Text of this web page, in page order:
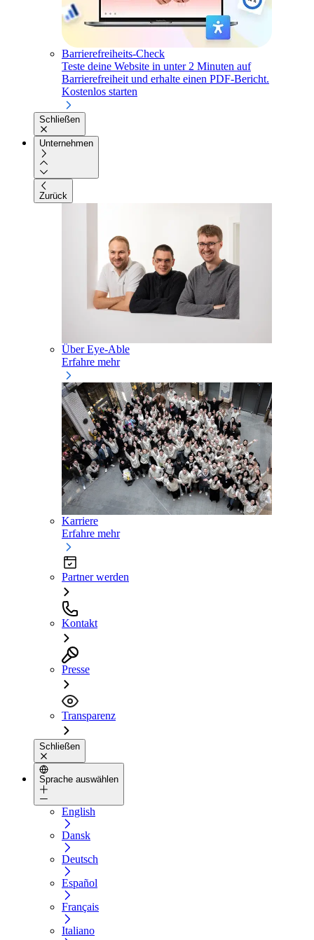
Barrierefreiheits-Check
Teste deine Website in unter 2 Minuten auf
Barrierefreiheit und erhalte einen PDF-Bericht.
Kostenlos starten
Schließen
Unternehmen
Zurück
Über Eye-Able
Erfahre mehr
Karriere
Erfahre mehr
Partner werden
Kontakt
Presse
Transparenz
Schließen
Sprache auswählen
English
Dansk
Deutsch
Español
Français
Italiano